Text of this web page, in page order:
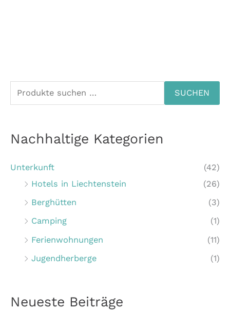
u
h
n
SUCHEN
Nachhaltige Kategorien
Unterkunft
(42)
Hotels in Liechtenstein
(26)
Berghütten
(3)
Camping
(1)
Ferienwohnungen
(11)
Jugendherberge
(1)
Neueste Beiträge